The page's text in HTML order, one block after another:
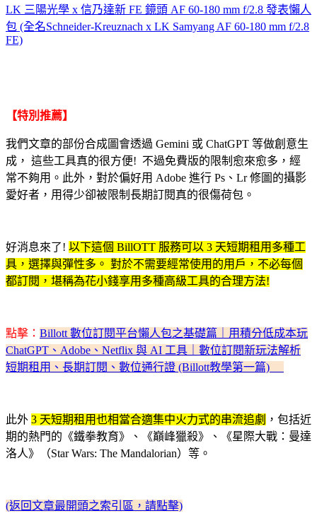
LK 三陽光學 x 信乃達新 FE 鏡頭 AF 60-180 mm f/2.8 發表懶人
包 (全名Schneider-Kreuznach x LK Samyang AF 60-180 mm f/2.8
FE)
【特別推薦】
我們文章的部份合成圖會透過 Gemini 或 ChatGPT 等做創意生
成， 這些工具真的很方便! 不過免費版的限制愈來愈多，經
常不夠用。此外，對於偏好用 Adobe 進行 Ps、Lr 修圖的攝影
愛好者，用得少卻被限制長期訂閱真的很傷荷包。
好消息來了! 以下這個 BillOTT 服務可以 3 天短期租用多種工
具，選擇與彈性多。 對於不需要經常使用的用戶，不必每個
都訂閱，堪稱為花小錢享用多種高級工具的合理方法!
點擊： Billott 數位訂閱平台懶人包之基礎篇｜用積分低成本玩
ChatGPT、Adobe、Netflix 與 AI 工具｜數位訂閱新玩法解析
短期租用、長期訂閱、數位通行證 (Billott教學第一篇)
此外 3 天短期租用也相當合適集中火力式的串流追劇 ，包括近
期的熱門的《鐵拳教育》、《巔峰獵殺》、《星際大戰：曼達
洛人》（Star Wars: The Mandalorian）等。
(返回文章最開頭之索引區，請點擊)